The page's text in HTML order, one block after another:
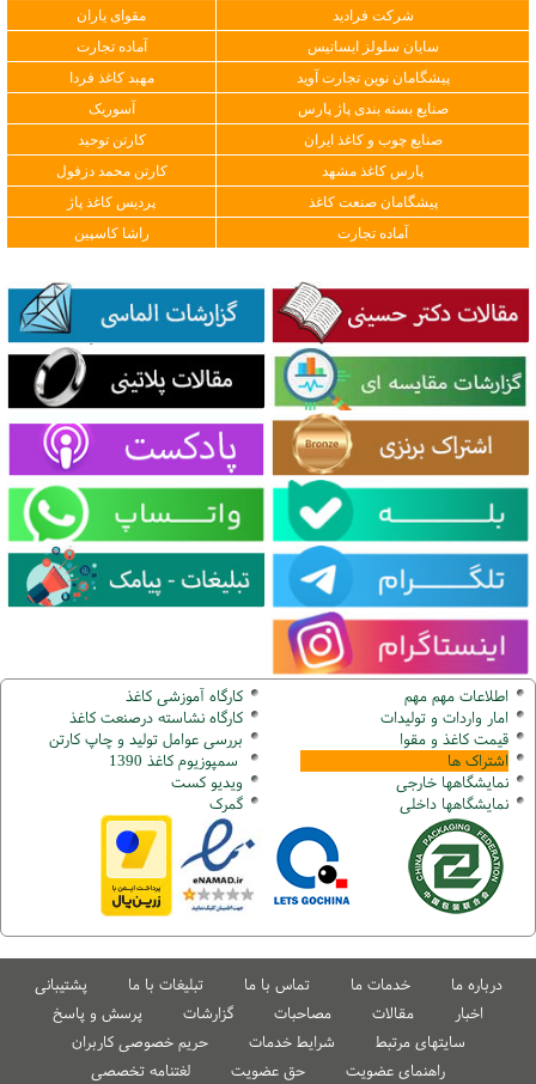
شرکت فرادید
مقوای یاران
سایان سلولز ایساتیس
آماده تجارت
پیشگامان نوین تجارت آوید
مهبد کاغذ فردا
صنایع بسته بندی پاژ پارس
آسوریک
صنایع چوب و کاغذ ایران
کارتن توحید
پارس کاغذ مشهد
کارتن محمد دزفول
پیشگامان صنعت کاغذ
پردیس کاغذ پاژ
آماده تجارت
راشا کاسپین
اطلاعات مهم مهم
امار واردات و تولیدات
قیمت کاغذ و مقوا
اشتراک ها
نمایشگاهها خارجی
نمایشگاهها داخلی
کارگاه آموزشی کاغذ
کارگاه نشاسته درصنعت کاغذ
بررسی عوامل تولید و چاپ کارتن
سمپوزیوم کاغذ 1390
ویدیو کست
گمرک
درباره ما خدمات ما تماس با ما تبلیغات با ما
پشتیبانی
اخبار
مقالات مصاحبات گزارشات
پرسش و پاسخ
سایتهای مرتبط
شرایط خدمات
حریم خصوصی کاربران
راهنمای عضویت
حق عضویت لغتنامه تخصصی